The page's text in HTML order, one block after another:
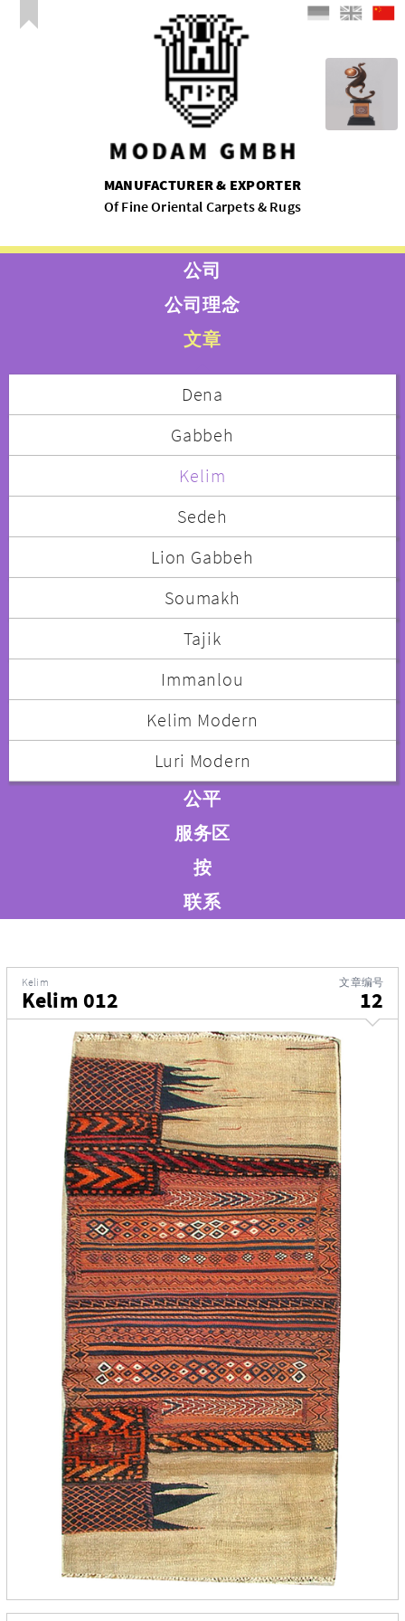
MANUFACTURER & EXPORTER
Of Fine Oriental Carpets & Rugs
公司
公司理念
文章
Dena
Gabbeh
Kelim
Sedeh
Lion Gabbeh
Soumakh
Tajik
Immanlou
Kelim Modern
Luri Modern
公平
服务区
按
联系
Kelim 文章编号
Kelim 012 12